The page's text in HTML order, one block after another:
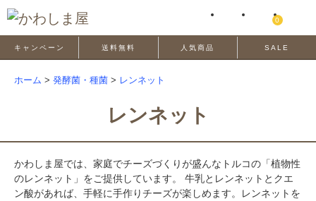
0
キャンペーン 送料無料 人気商品 SALE
ホーム > 発酵菌・種菌 > レンネット
レンネット
かわしま屋では、家庭でチーズづくりが盛んなトルコの「植物性
のレンネット」をご提供しています。 牛乳とレンネットとクエ
ン酸があれば、手軽に手作りチーズが楽しめます。レンネットを